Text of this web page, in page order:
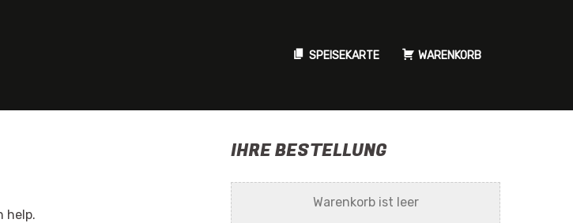
SPEISEKARTE WARENKORB
help.
IHRE BESTELLUNG
Warenkorb ist leer